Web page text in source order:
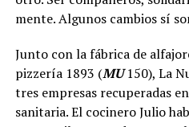
mente. Algunos cambios sí
Junto con la fábrica de
pizzería 1893 (MU150), La
tres empresas recuperadas
sanitaria. El cocinero Julio